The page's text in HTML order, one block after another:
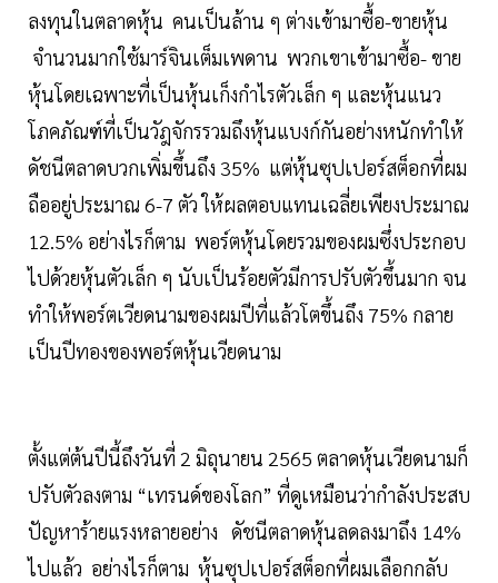
ลงทุนในตลาดหุ้น คนเป็นล้าน ๆ ต่างเข้ามาซื้อ-ขายหุ้น
จำนวนมากใช้มาร์จินเต็มเพดาน พวกเขาเข้ามาซื้อ- ขาย
หุ้นโดยเฉพาะที่เป็นหุ้นเก็งกำไรตัวเล็ก ๆ และหุ้นแนว
โภคภัณฑ์ที่เป็นวัฎจักรรวมถึงหุ้นแบงก์กันอย่างหนักทำให้
ดัชนีตลาดบวกเพิ่มขึ้นถึง 35% แต่หุ้นซุปเปอร์สต็อกที่ผม
ถืออยู่ประมาณ 6-7 ตัว ให้ผลตอบแทนเฉลี่ยเพียงประมาณ
12.5% อย่างไรก็ตาม พอร์ตหุ้นโดยรวมของผมซึ่งประกอบ
ไปด้วยหุ้นตัวเล็ก ๆ นับเป็นร้อยตัวมีการปรับตัวขึ้นมาก จน
ทำให้พอร์ตเวียดนามของผมปีที่แล้วโตขึ้นถึง 75% กลาย
เป็นปีทองของพอร์ตหุ้นเวียดนาม
ตั้งแต่ต้นปีนี้ถึงวันที่ 2 มิถุนายน 2565 ตลาดหุ้นเวียดนามก็
ปรับตัวลงตาม “เทรนด์ของโลก” ที่ดูเหมือนว่ากำลังประสบ
ปัญหาร้ายแรงหลายอย่าง ดัชนีตลาดหุ้นลดลงมาถึง 14%
ไปแล้ว อย่างไรก็ตาม หุ้นซุปเปอร์สต็อกที่ผมเลือกกลับ